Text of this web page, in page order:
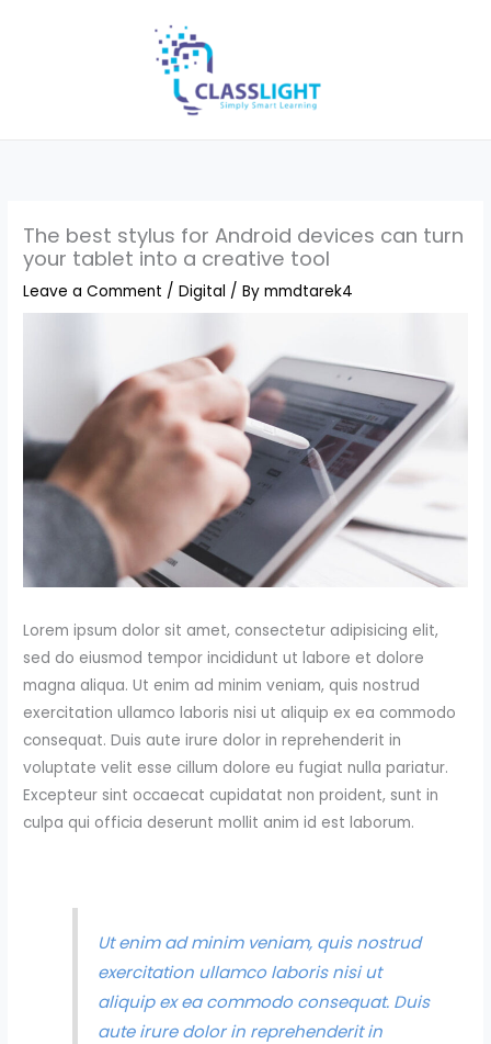
The best stylus for Android devices can turn
your tablet into a creative tool
Leave a Comment /Digital / Bymmdtarek4
Lorem ipsum dolor sit amet, consectetur adipisicing elit,
sed do eiusmod tempor incididunt ut labore et dolore
magna aliqua. Ut enim ad minim veniam, quis nostrud
exercitation ullamco laboris nisi ut aliquip ex ea commodo
consequat. Duis aute irure dolor in reprehenderit in
voluptate velit esse cillum dolore eu fugiat nulla pariatur.
Excepteur sint occaecat cupidatat non proident, sunt in
culpa qui officia deserunt mollit anim id est laborum.
Ut enim ad minim veniam, quis nostrud
exercitation ullamco laboris nisi ut
aliquip ex ea commodo consequat. Duis
aute irure dolor in reprehenderit in